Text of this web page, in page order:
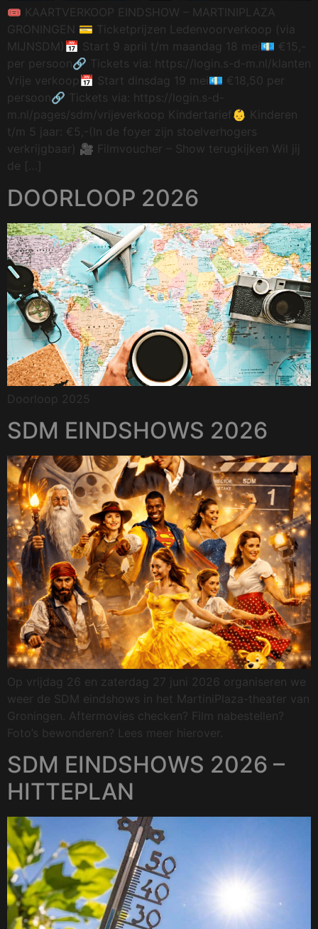
🎟 KAARTVERKOOP EINDSHOW – MARTINIPLAZA
GRONINGEN 💳 Ticketprijzen Ledenvoorverkoop (via
MIJNSDM)📅 Start 9 april t/m maandag 18 mei💶 €15,-
per persoon🔗 Tickets via: https://login.s-d-m.nl/klanten
Vrije verkoop📅 Start dinsdag 19 mei💶 €18,50 per
persoon🔗 Tickets via: https://login.s-d-
m.nl/pages/sdm/vrijeverkoop Kindertarief👶 Kinderen
t/m 5 jaar: €5,-(In de foyer zijn stoelverhogers
verkrijgbaar) 🎥 Filmvoucher – Show terugkijken Wil jij
de […]
DOORLOOP 2026
Doorloop 2025
SDM EINDSHOWS 2026
Op vrijdag 26 en zaterdag 27 juni 2026 organiseren we
weer de SDM eindshows in het MartiniPlaza-theater van
Groningen. Aftermovies checken? Film nabestellen?
Foto’s bewonderen? Lees meer hierover.
SDM EINDSHOWS 2026 –
HITTEPLAN